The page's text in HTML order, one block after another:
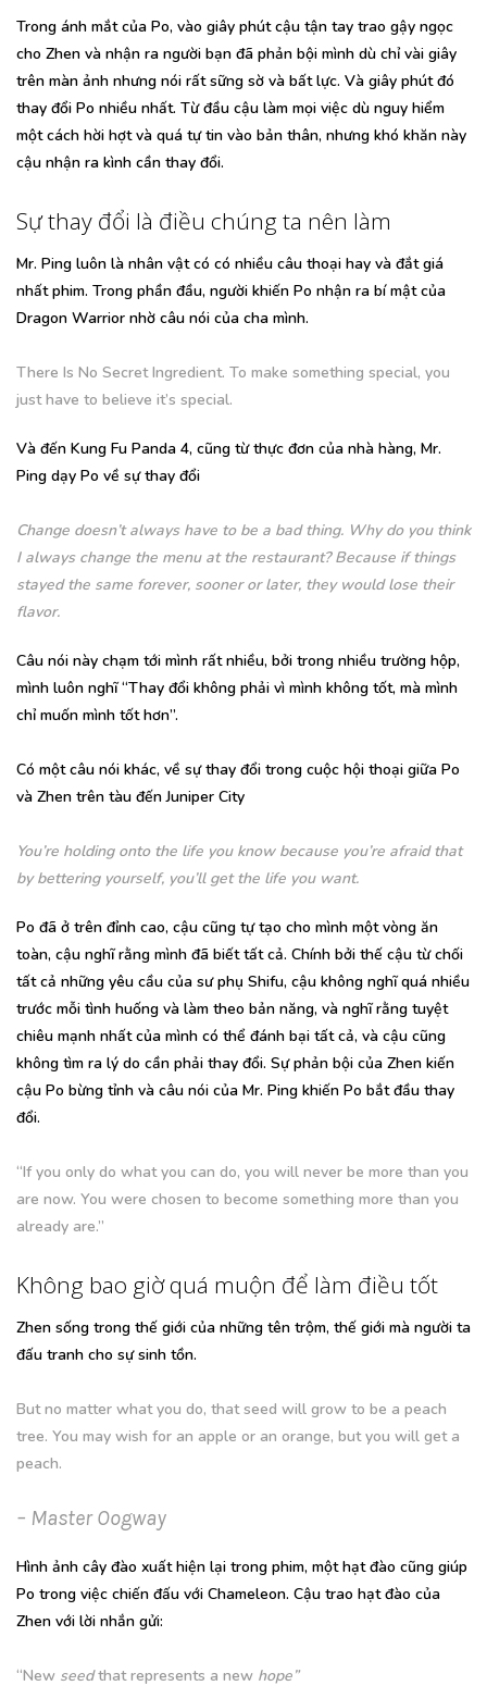
Trong ánh mắt của Po, vào giây phút cậu tận tay trao gậy ngọc
cho Zhen và nhận ra người bạn đã phản bội mình dù chỉ vài giây
trên màn ảnh nhưng nói rất sững sờ và bất lực. Và giây phút đó
thay đổi Po nhiều nhất. Từ đầu cậu làm mọi việc dù nguy hiểm
một cách hời hợt và quá tự tin vào bản thân, nhưng khó khăn này
cậu nhận ra kình cần thay đổi.
Sự thay đổi là điều chúng ta nên làm
Mr. Ping luôn là nhân vật có có nhiều câu thoại hay và đắt giá
nhất phim. Trong phần đầu, người khiến Po nhận ra bí mật của
Dragon Warrior nhờ câu nói của cha mình.
There Is No Secret Ingredient. To make something special, you
just have to believe it’s special.
Và đến Kung Fu Panda 4, cũng từ thực đơn của nhà hàng, Mr.
Ping dạy Po về sự thay đổi
Change doesn’t always have to be a bad thing. Why do you think
I always change the menu at the restaurant? Because if things
stayed the same forever, sooner or later, they would lose their
flavor.
Câu nói này chạm tới mình rất nhiều, bởi trong nhiều trường hộp,
mình luôn nghĩ “Thay đổi không phải vì mình không tốt, mà mình
chỉ muốn mình tốt hơn”.
Có một câu nói khác, về sự thay đổi trong cuộc hội thoại giữa Po
và Zhen trên tàu đến Juniper City
You’re holding onto the life you know because you’re afraid that
by bettering yourself, you’ll get the life you want.
Po đã ở trên đỉnh cao, cậu cũng tự tạo cho mình một vòng ăn
toàn, cậu nghĩ rằng mình đã biết tất cả. Chính bởi thế cậu từ chối
tất cả những yêu cầu của sư phụ Shifu, cậu không nghĩ quá nhiều
trước mỗi tình huống và làm theo bản năng, và nghĩ rằng tuyệt
chiêu mạnh nhất của mình có thể đánh bại tất cả, và cậu cũng
không tìm ra lý do cần phải thay đổi. Sự phản bội của Zhen kiến
cậu Po bừng tỉnh và câu nói của Mr. Ping khiến Po bắt đầu thay
đổi.
“If you only do what you can do, you will never be more than you
are now. You were chosen to become something more than you
already are.”
Không bao giờ quá muộn để làm điều tốt
Zhen sống trong thế giới của những tên trộm, thế giới mà người ta
đấu tranh cho sự sinh tồn.
But no matter what you do, that seed will grow to be a peach
tree. You may wish for an apple or an orange, but you will get a
peach.
– Master Oogway
Hình ảnh cây đào xuất hiện lại trong phim, một hạt đào cũng giúp
Po trong việc chiến đấu với Chameleon. Cậu trao hạt đào của
Zhen với lời nhắn gửi:
“New seedthat represents a new hope”